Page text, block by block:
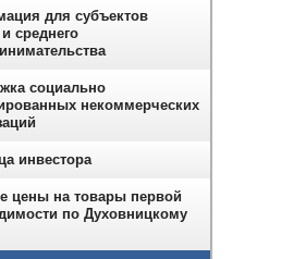
для субъектов
среднего
социально
некоммерческих
инвестора
цены на товары первой
по Духовницкому